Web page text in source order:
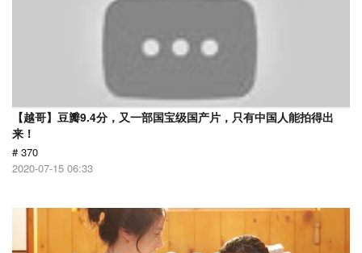
【越哥】豆瓣9.4分，又一部国宝级国产片，只有中国人能拍得出
来！
# 370
2020-07-15 06:33